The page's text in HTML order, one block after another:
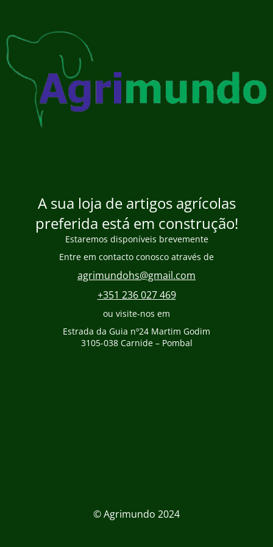
A sua loja de artigos agrícolas
preferida está em construção!
Estaremos disponíveis brevemente
Entre em contacto conosco através de
agrimundohs@gmail.com
+351 236 027 469
ou visite-nos em
Estrada da Guia nº24 Martim Godim
3105-038 Carnide – Pombal
© Agrimundo 2024